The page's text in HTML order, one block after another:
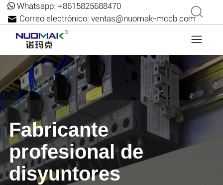
Whatsapp: +8615825688470
Correo electrónico: ventas@nuomak-mccb.com
Fabricante
profesional de
disyuntores